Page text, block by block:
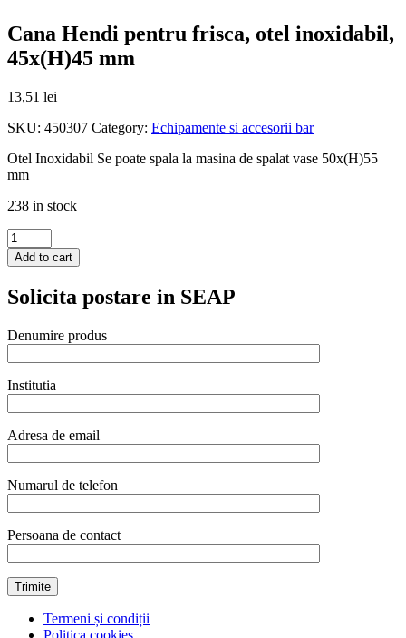
Cana Hendi pentru frisca, otel inoxidabil,
45x(H)45 mm
13,51 lei
SKU: 450307 Category: Echipamente si accesorii bar
Otel Inoxidabil Se poate spala la masina de spalat vase 50x(H)55
mm
238 in stock
Cana
Hendi
pentru
otel
45x(H)45
mm
quantity
Add to cart
Solicita postare in SEAP
Denumire produs
Institutia
Adresa de email
Numarul de telefon
Persoana de contact
Termeni și condiții
Politica cookies